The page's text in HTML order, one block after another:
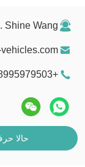
Shine Wang
+8618995979503
حالا